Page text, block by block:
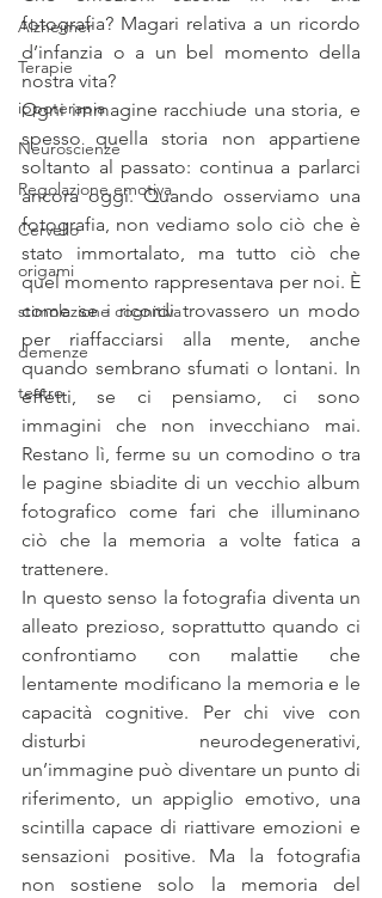
Alzheimer
Terapie
ippoterapia
Neuroscienze
Regolazione emotiva
Cervello
origami
stimolazione cognitiva
demenze
teatro
fotografia? Magari relativa a un ricordo
d’infanzia o a un bel momento della
nostra vita?
Ogni immagine racchiude una storia, e
spesso quella storia non appartiene
soltanto al passato: continua a parlarci
ancora oggi. Quando osserviamo una
fotografia, non vediamo solo ciò che è
stato immortalato, ma tutto ciò che
quel momento rappresentava per noi. È
come se i ricordi trovassero un modo
per riaffacciarsi alla mente, anche
quando sembrano sfumati o lontani. In
effetti, se ci pensiamo, ci sono
immagini che non invecchiano mai.
Restano lì, ferme su un comodino o tra
le pagine sbiadite di un vecchio album
fotografico come fari che illuminano
ciò che la memoria a volte fatica a
trattenere.
In questo senso la fotografia diventa un
alleato prezioso, soprattutto quando ci
confrontiamo con malattie che
lentamente modificano la memoria e le
capacità cognitive. Per chi vive con
disturbi neurodegenerativi,
un’immagine può diventare un punto di
riferimento, un appiglio emotivo, una
scintilla capace di riattivare emozioni e
sensazioni positive. Ma la fotografia
non sostiene solo la memoria del